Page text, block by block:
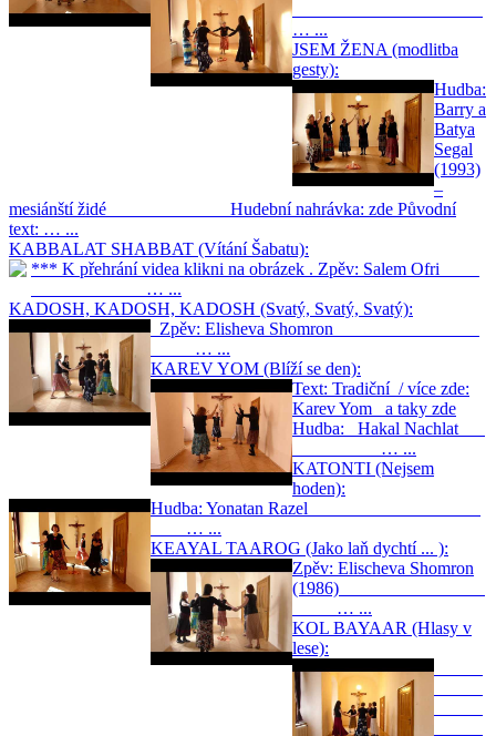
… ...
JSEM ŽENA (modlitba
gesty):
Hudba:
Barry a
Batya
Segal
(1993)
–
mesiánští židé Hudební nahrávka: zde Původní
text: … ...
KABBALAT SHABBAT (Vítání Šabatu):
*** K přehrání videa klikni na obrázek . Zpěv: Salem Ofri
… ...
KADOSH, KADOSH, KADOSH (Svatý, Svatý, Svatý):
Zpěv: Elisheva Shomron
… ...
KAREV YOM (Blíží se den):
Text: Tradiční / více zde:
Karev Yom a taky zde
Hudba: Hakal Nachlat
… ...
KATONTI (Nejsem
hoden):
Hudba: Yonatan Razel
… ...
KEAYAL TAAROG (Jako laň dychtí ... ):
Zpěv: Elischeva Shomron
(1986)
… ...
KOL BAYAAR (Hlasy v
lese):